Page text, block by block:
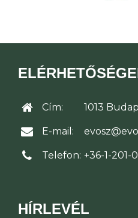
Cím: 1013
E-mail:
Telefon: +36-1-201-
HÍRLEVÉL